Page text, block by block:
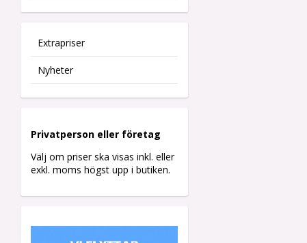
Extrapriser
Nyheter
Privatperson eller företag
Välj om priser ska visas inkl. eller
exkl. moms högst upp i butiken.